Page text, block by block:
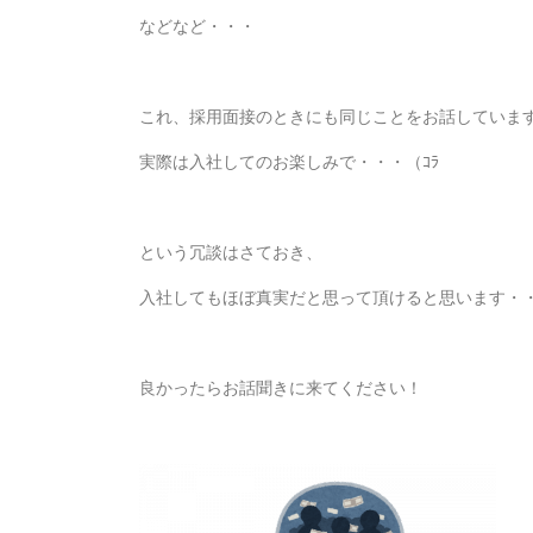
などなど・・・
これ、採用面接のときにも同じことをお話しています
実際は入社してのお楽しみで・・・（ｺﾗ
という冗談はさておき、
入社してもほぼ真実だと思って頂けると思います・
良かったらお話聞きに来てください！